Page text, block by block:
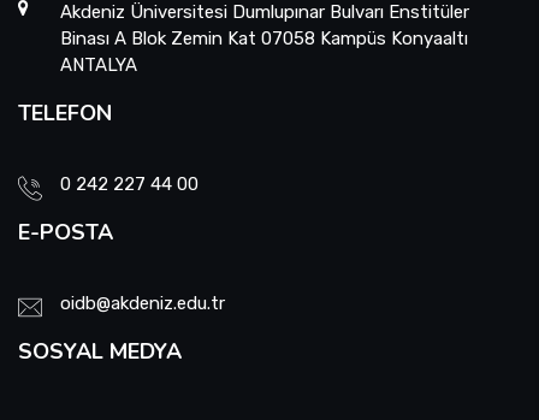
Akdeniz Üniversitesi Dumlupınar Bulvarı Enstitüler
Binası A Blok Zemin Kat 07058 Kampüs Konyaaltı
ANTALYA
TELEFON
0 242 227 44 00
E-POSTA
oidb@akdeniz.edu.tr
SOSYAL MEDYA